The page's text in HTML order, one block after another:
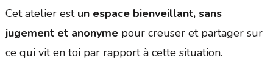
Cet atelier est un espace bienveillant, sans
jugement et anonymepour creuser et partager sur
ce qui vit en toi par rapport à cette situation.